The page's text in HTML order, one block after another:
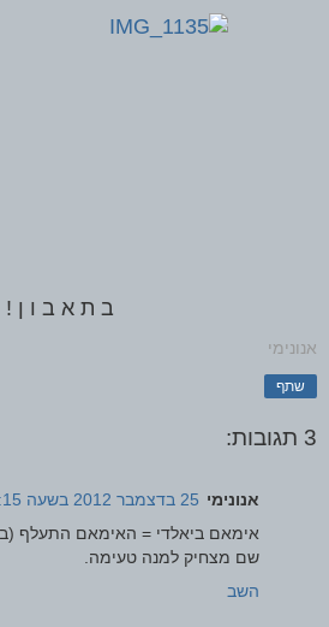
ב ת א ב ו ן !
אנונימי
שתף
3 תגובות:
אנונימי 25 בדצמבר 2012 בשעה 14:15
אימאם ביאלדי = האימאם התעלף
שם מצחיק למנה טעימה.
השב